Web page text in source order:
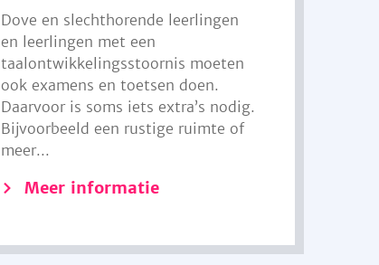
Dove en slechthorende leerlingen
en leerlingen met een
taalontwikkelingsstoornis moeten
ook examens en toetsen doen.
Daarvoor is soms iets extra’s nodig.
Bijvoorbeeld een rustige ruimte of
meer...
Meer informatie